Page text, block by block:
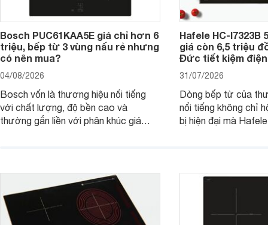
Bosch PUC61KAA5E giá chỉ hơn 6
triệu, bếp từ 3 vùng nấu rẻ nhưng
có nên mua?
04/08/2026
Bosch vốn là thương hiệu nổi tiếng
với chất lượng, độ bền cao và
thường gắn liền với phân khúc giá
đơn vị phân phối với mức giá khá dễ
tiếp cận, thu hút sự quan tâm của
nhiều người tiêu dùng.
Hafele HC-I7323B
giá còn 6,5 triệu
Đức tiết kiệm
31/07/2026
Dòng bếp từ của
nổi tiếng không chỉ
bị hiện đại mà
gia đình.